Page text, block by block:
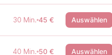
30 Min. 45 € Auswählen
40 Min. 50 € Auswählen